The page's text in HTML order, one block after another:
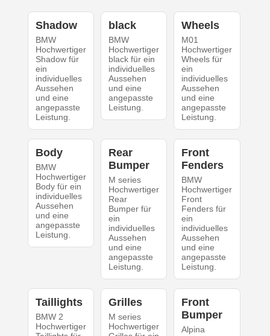
Shadow
BMW
Hochwertiger
Shadow für
ein
individuelles
Aussehen
und eine
angepasste
Leistung.
black
BMW
Hochwertiger
black für ein
individuelles
Aussehen
und eine
angepasste
Leistung.
Wheels
M01
Hochwertiger
Wheels für
ein
individuelles
Aussehen
und eine
angepasste
Leistung.
Body
BMW
Hochwertiger
Body für ein
individuelles
Aussehen
und eine
angepasste
Leistung.
Rear
Bumper
M series
Hochwertiger
Rear
Bumper für
ein
individuelles
Aussehen
und eine
angepasste
Leistung.
Front
Fenders
BMW
Hochwertiger
Front
Fenders für
ein
individuelles
Aussehen
und eine
angepasste
Leistung.
Taillights
BMW 2
Hochwertiger
Grilles
M series
Hochwertiger
Front
Bumper
Alpina